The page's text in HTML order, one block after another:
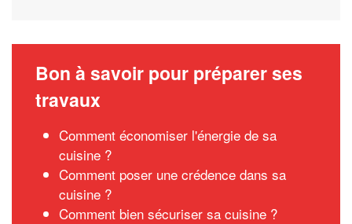
Bon à savoir pour préparer ses
travaux
Comment économiser l'énergie de sa
cuisine ?
Comment poser une crédence dans sa
cuisine ?
Comment bien sécuriser sa cuisine ?